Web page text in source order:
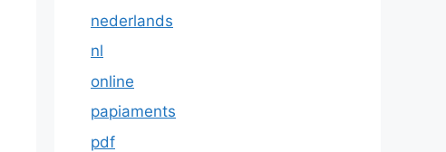
nederlands
nl
online
papiaments
pdf